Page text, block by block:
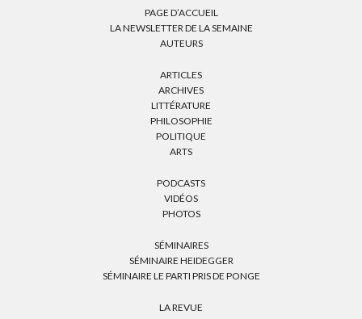
PAGE D’ACCUEIL
LA NEWSLETTER DE LA SEMAINE
AUTEURS
ARTICLES
ARCHIVES
LITTÉRATURE
PHILOSOPHIE
POLITIQUE
ARTS
PODCASTS
VIDÉOS
PHOTOS
SÉMINAIRES
SÉMINAIRE HEIDEGGER
SÉMINAIRE LE PARTI PRIS DE PONGE
LA REVUE